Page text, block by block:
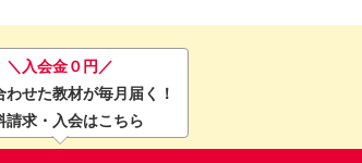
＼入会金０円／
わせた教材が毎月届く！
請求・入会はこちら